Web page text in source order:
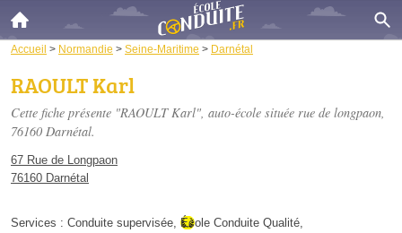
Accueil > Normandie > Seine-Maritime > Darnétal
RAOULT Karl
Cette fiche présente "RAOULT Karl", auto-école située rue de longpaon,
76160 Darnétal.
67 Rue de Longpaon
76160 Darnétal
Services : Conduite supervisée, École Conduite Qualité,